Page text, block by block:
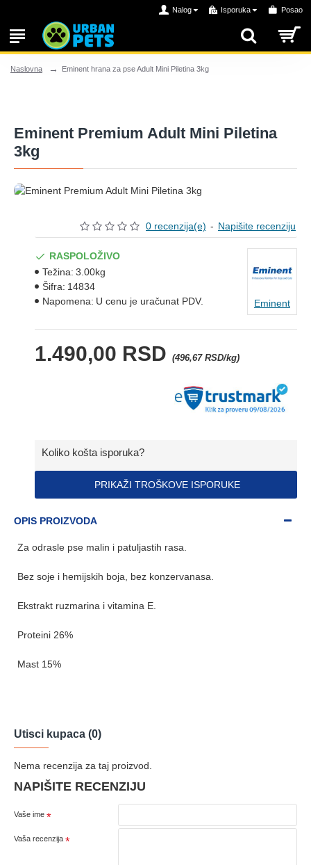
Nalog Isporuka Posao
Naslovna Eminent hrana za pse Adult Mini Piletina 3kg
Eminent Premium Adult Mini Piletina
3kg
0 recenzija(e) - Napišite recenziju
1.490,00 RSD (496,67 RSD/kg)
RASPOLOŽIVO
Težina: 3.00kg
Šifra: 14834
Napomena: U cenu je uračunat PDV. Eminent
Koliko košta isporuka?
PRIKAŽI TROŠKOVE ISPORUKE
OPIS PROIZVODA
Za odrasle pse malin i patuljastih rasa.
Bez soje i hemijskih boja, bez konzervanasa.
Ekstrakt ruzmarina i vitamina E.
Proteini 26%
Mast 15%
Utisci kupaca (0)
Nema recenzija za taj proizvod.
NAPIŠITE RECENZIJU
Vaše ime
Vaša recenzija